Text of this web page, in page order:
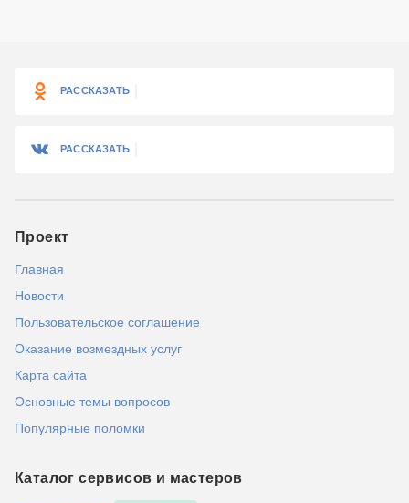
РАССКАЗАТЬ
РАССКАЗАТЬ
Проект
Главная
Новости
Пользовательское соглашение
Оказание возмездных услуг
Карта сайта
Основные темы вопросов
Популярные поломки
Каталог сервисов и мастеров